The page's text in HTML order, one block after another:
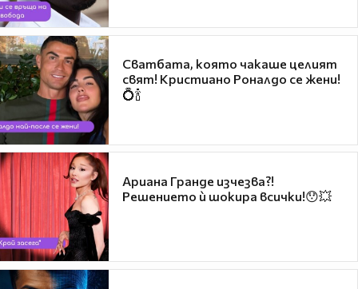
Сватбата, която чакаше целият
свят! Кристиано Роналдо се жени!
💍🍾
Ариана Гранде изчезва?!
Решението ѝ шокира всички!😯💥